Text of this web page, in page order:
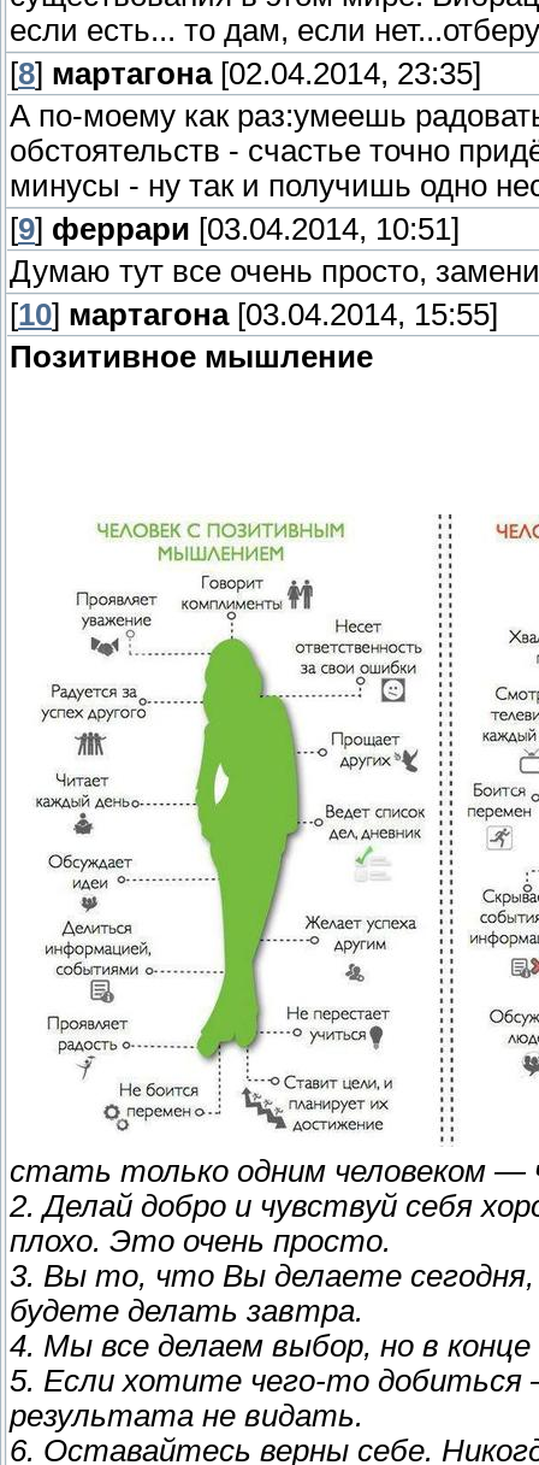
если есть... то дам, если
[8] мартагона[02.04.2014, 23:35]
А по-моему как раз:умеешь
обстоятельств - счастье точно
минусы - ну так и получишь одно
[9] феррари [03.04.2014, 10:51]
Думаю тут все очень просто,
[10] мартагона[03.04.2014, 15:55]
Позитивное мышление
стать только одним человеком
2. Делай добро и чувствуй себя
плохо. Это очень просто.
3. Вы то, что Вы делаете
будете делать завтра.
4. Мы все делаем выбор, но в
5. Если хотите чего-то
результата не видать.
6. Оставайтесь верны себе.